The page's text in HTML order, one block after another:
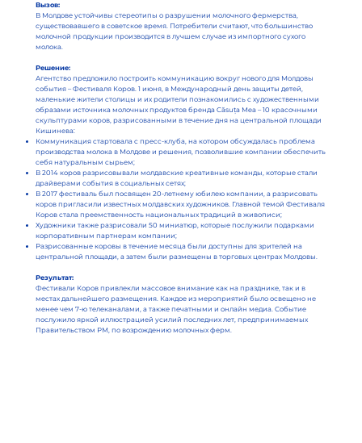
Вызов:
В Молдове устойчивы стереотипы о разрушении молочного фермерства,
существовавшего в советское время. Потребители считают, что большинство
молочной продукции производится в лучшем случае из импортного сухого
молока.
Решение:
Агентство предложило построить коммуникацию вокруг нового для Молдовы
события – Фестиваля Коров. 1 июня, в Международный день защиты детей,
маленькие жители столицы и их родители познакомились с художественными
образами источника молочных продуктов бренда Căsuța Mea – 10 красочными
скульптурами коров, разрисованными в течение дня на центральной площади
Кишинева:
Коммуникация стартовала с пресс-клуба, на котором обсуждалась проблема
производства молока в Молдове и решения, позволившие компании обеспечить
себя натуральным сырьем;
В 2014 коров разрисовывали молдавские креативные команды, которые стали
драйверами события в социальных сетях;
В 2017 фестиваль был посвящен 20-летнему юбилею компании, а разрисовать
коров пригласили известных молдавских художников. Главной темой Фестиваля
Коров стала преемственность национальных традиций в живописи;
Художники также разрисовали 50 миниатюр, которые послужили подарками
корпоративным партнерам компании;
Разрисованные коровы в течение месяца были доступны для зрителей на
центральной площади, а затем были размещены в торговых центрах Молдовы.
Результат:
Фестивали Коров привлекли массовое внимание как на празднике, так и в
местах дальнейшего размещения. Каждое из мероприятий было освещено не
менее чем 7-ю телеканалами, а также печатными и онлайн медиа. Событие
послужило яркой иллюстрацией усилий последних лет, предпринимаемых
Правительством РМ, по возрождению молочных ферм.